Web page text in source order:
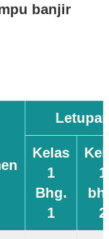
banjir
Kelas
1
Bhg.
1
1
2